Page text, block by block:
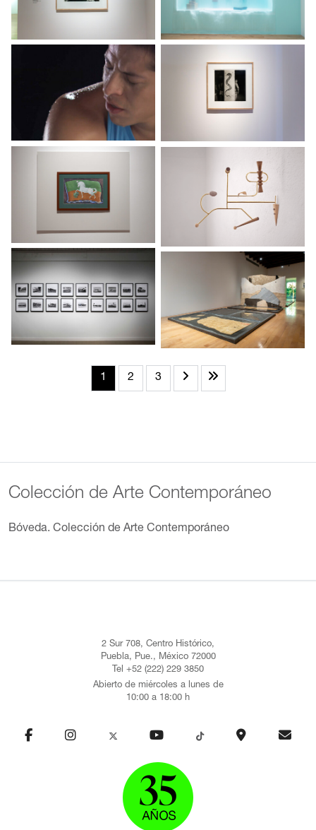
1 2 3
Colección de Arte Contemporáneo
Bóveda. Colección de Arte Contemporáneo
2 Sur 708, Centro Histórico,
Puebla, Pue., México 72000
Tel +52 (222) 229 3850
Abierto de miércoles a lunes de
10:00 a 18:00 h